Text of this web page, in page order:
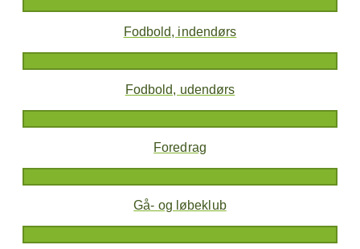
Fodbold, indendørs
Fodbold, udendørs
Foredrag
Gå- og løbeklub